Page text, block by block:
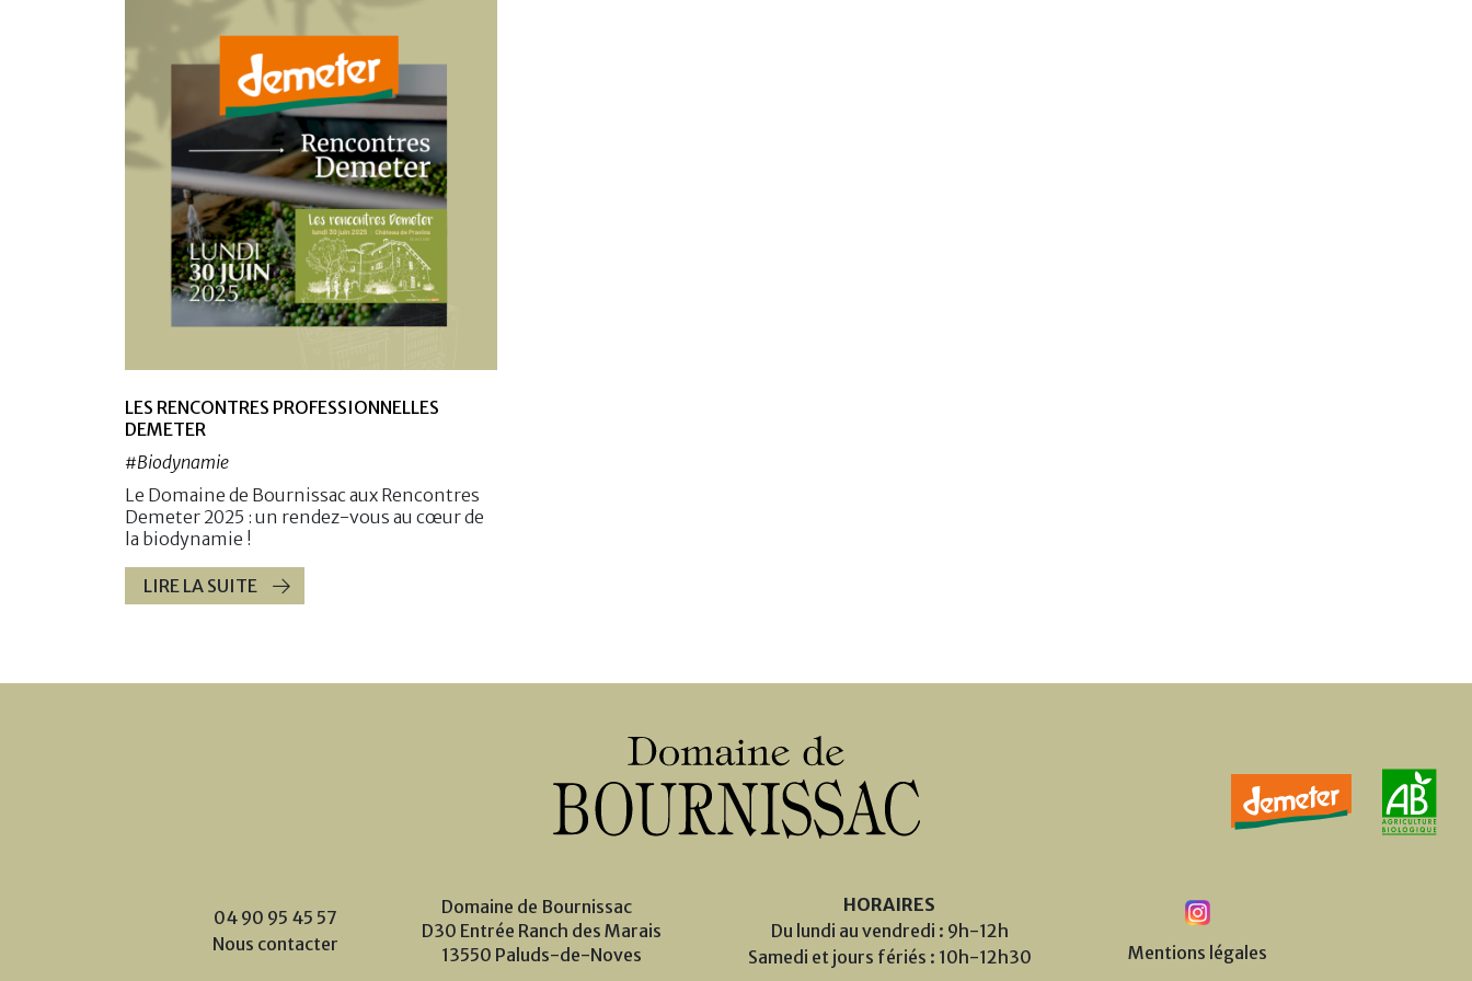
LES RENCONTRES PROFESSIONNELLES
DEMETER
#Biodynamie
Le Domaine de Bournissac aux Rencontres
Demeter 2025 : un rendez-vous au cœur de
la biodynamie !
LIRE LA SUITE
04 90 95 45 57
Nous contacter
Domaine de Bournissac
D30 Entrée Ranch des Marais
13550 Paluds-de-Noves
HORAIRES
Du lundi au vendredi : 9h-12h
Samedi et jours fériés : 10h-12h30
Mentions légales